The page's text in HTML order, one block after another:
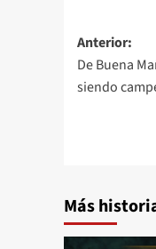
Anterior:
De Buena
siendo
Más